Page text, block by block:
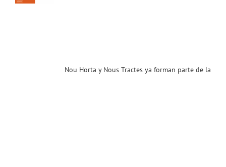
Nou Horta y Nous Tractes ya forman parte de la